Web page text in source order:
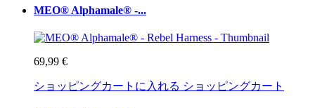
MEO® Alphamale® -...
69,99 €
ショッピングカートに入れる ショッピングカート